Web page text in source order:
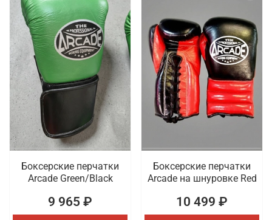
Боксерские перчатки
Arcade Green/Black
9 965 ₽
Боксерские перчатки
Arcade на шнуровке Red
10 499 ₽